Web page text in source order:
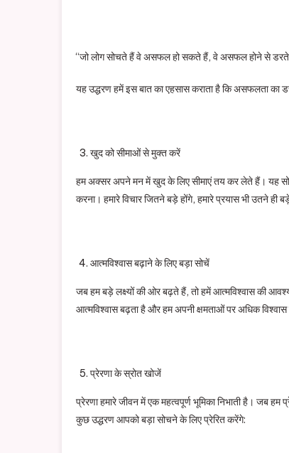
“जो लोग सोचते हैं वे असफल हो सकते हैं, वे असफल होने से डरते
यह उद्धरण हमें इस बात का एहसास कराता है कि असफलता
खुद को सीमाओं से मुक्त करें
हम अक्सर अपने मन में खुद के लिए सीमाएं तय कर लेते हैं। यह
करना। हमारे विचार जितने बड़े होंगे, हमारे प्रयास भी उतने ही
आत्मविश्वास बढ़ाने के लिए बड़ा सोचें
जब हम बड़े लक्ष्यों की ओर बढ़ते हैं, तो हमें आत्मविश्वास की
आत्मविश्वास बढ़ता है और हम अपनी क्षमताओं पर अधिक
प्रेरणा के स्रोत खोजें
प्रेरणा हमारे जीवन में एक महत्वपूर्ण भूमिका निभाती है। जब
कुछ उद्धरण आपको बड़ा सोचने के लिए प्रेरित करेंगे: